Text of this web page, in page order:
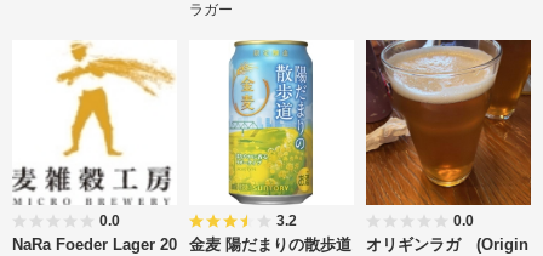
ラガー
0.0
NaRa Foeder Lager 20
3.2
金麦 陽だまりの散歩道
0.0
オリギンラガ (Origin